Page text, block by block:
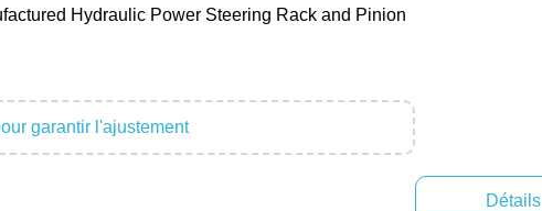
Hydraulic Power Steering Rack and Pinion
garantir l'ajustement
Détails